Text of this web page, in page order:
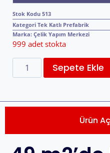
Stok Kodu 513
Kategori Tek Katlı Prefabrik
Marka: Çelik Yapım Merkezi
999 adet stokta
Sepete Ekle
Ürün